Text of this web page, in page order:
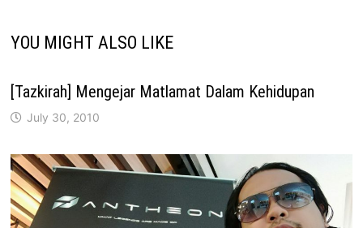
YOU MIGHT ALSO LIKE
[Tazkirah] Mengejar Matlamat Dalam Kehidupan
July 30, 2010